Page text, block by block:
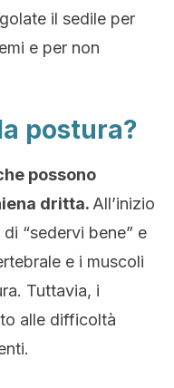
il sedile per
e per non
postura?
possono
dritta. All’inizio
“sedervi bene” e
e i muscoli
Tuttavia, i
alle difficoltà